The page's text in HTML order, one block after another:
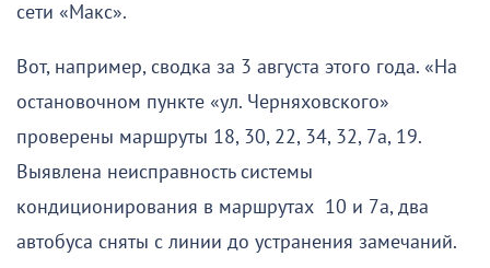
сети «Макс».
Вот, например, сводка за 3 августа этого года. «На
остановочном пункте «ул. Черняховского»
проверены маршруты 18, 30, 22, 34, 32, 7а, 19.
Выявлена неисправность системы
кондиционирования в маршрутах 10 и 7а, два
автобуса сняты с линии до устранения замечаний.